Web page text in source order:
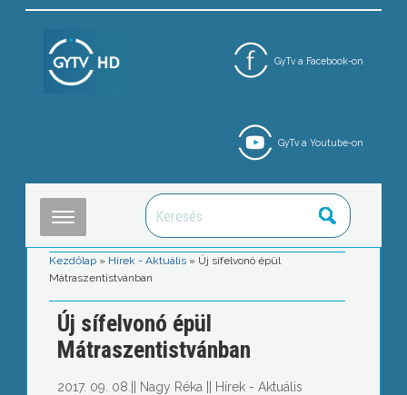
GyTv a Facebook-on
GyTv a Youtube-on
Kezdőlap » Hírek - Aktuális » Új sífelvonó épül
Mátraszentistvánban
Új sífelvonó épül
Mátraszentistvánban
2017. 09. 08. Nagy Réka Hírek - Aktuális